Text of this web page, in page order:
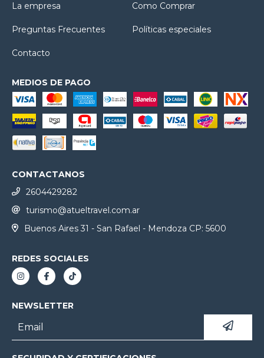
La empresa
Como Comprar
Preguntas Frecuentes Políticas especiales
Contacto
MEDIOS DE PAGO
CONTACTANOS
2604429282
turismo@atueltravel.com.ar
Buenos Aires 31 - San Rafael - Mendoza CP: 5600
REDES SOCIALES
NEWSLETTER